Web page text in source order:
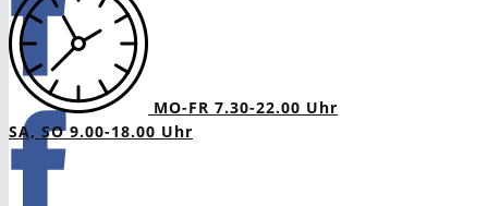
MO-FR 7.30-22.00 Uhr
SA, SO 9.00-18.00 Uhr